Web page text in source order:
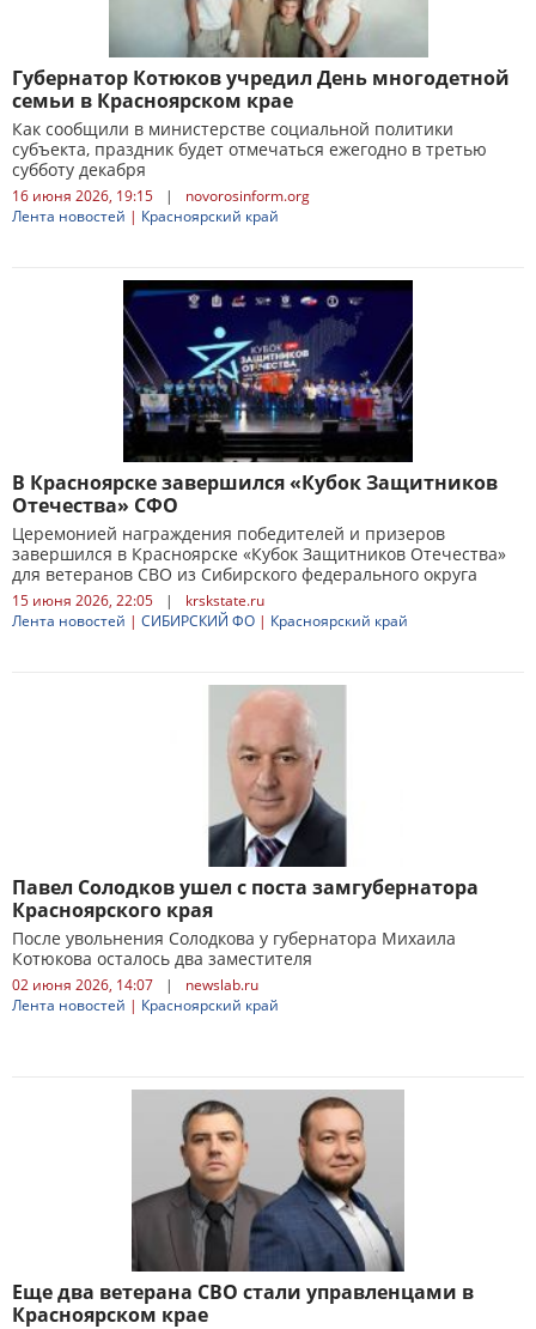
Губернатор Котюков учредил День многодетной
семьи в Красноярском крае
Как сообщили в министерстве социальной политики
субъекта, праздник будет отмечаться ежегодно в третью
субботу декабря
16 июня 2026, 19:15 |
novorosinform.org
Лента новостей | Красноярский край
В Красноярске завершился «Кубок Защитников
Отечества» СФО
Церемонией награждения победителей и призеров
завершился в Красноярске «Кубок Защитников Отечества»
для ветеранов СВО из Сибирского федерального округа
15 июня 2026, 22:05 |
krskstate.ru
Лента новостей | СИБИРСКИЙ ФО | Красноярский край
Павел Солодков ушел с поста замгубернатора
Красноярского края
После увольнения Солодкова у губернатора Михаила
Котюкова осталось два заместителя
02 июня 2026, 14:07 |
newslab.ru
Лента новостей | Красноярский край
Еще два ветерана СВО стали управленцами в
Красноярском крае